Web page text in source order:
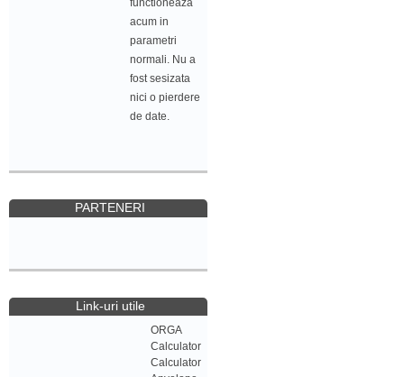
functioneaza
acum in
parametri
normali. Nu a
fost sesizata
nici o pierdere
de date.
PARTENERI
Link-uri utile
ORGA
Calculator
Calculator